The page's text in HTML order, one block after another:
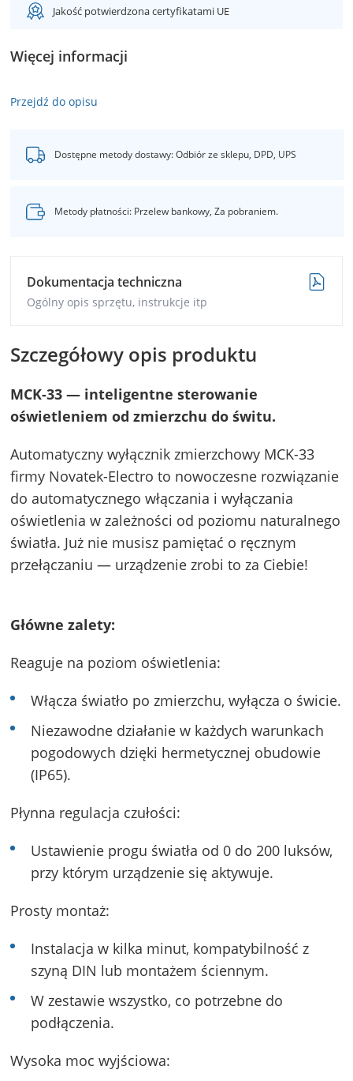
Jakość potwierdzona certyfikatami UE
Więcej informacji
Przejdź do opisu
Dostępne metody dostawy: Odbiór ze sklepu, DPD, UPS
Metody płatności: Przelew bankowy, Za pobraniem.
Dokumentacja techniczna
Ogólny opis sprzętu, instrukcje itp
Szczegółowy opis produktu
MCK-33 — inteligentne sterowanie
oświetleniem od zmierzchu do świtu.
Automatyczny wyłącznik zmierzchowy MCK-33
firmy Novatek-Electro to nowoczesne rozwiązanie
do automatycznego włączania i wyłączania
oświetlenia w zależności od poziomu naturalnego
światła. Już nie musisz pamiętać o ręcznym
przełączaniu — urządzenie zrobi to za Ciebie!
Główne zalety:
Reaguje na poziom oświetlenia:
Włącza światło po zmierzchu, wyłącza o świcie.
Niezawodne działanie w każdych warunkach
pogodowych dzięki hermetycznej obudowie
(IP65).
Płynna regulacja czułości:
Ustawienie progu światła od 0 do 200 luksów,
przy którym urządzenie się aktywuje.
Prosty montaż:
Instalacja w kilka minut, kompatybilność z
szyną DIN lub montażem ściennym.
W zestawie wszystko, co potrzebne do
podłączenia.
Wysoka moc wyjściowa: